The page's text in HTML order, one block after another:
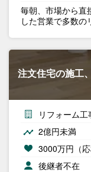
毎朝、市場から直
した営業で多数
注文住宅の施工
リフォーム工
2億円未満
3000万円（応
後継者不在